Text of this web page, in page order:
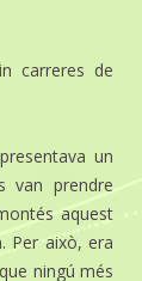
carreres de
un
van prendre
aquest
Per això, era
ningú més